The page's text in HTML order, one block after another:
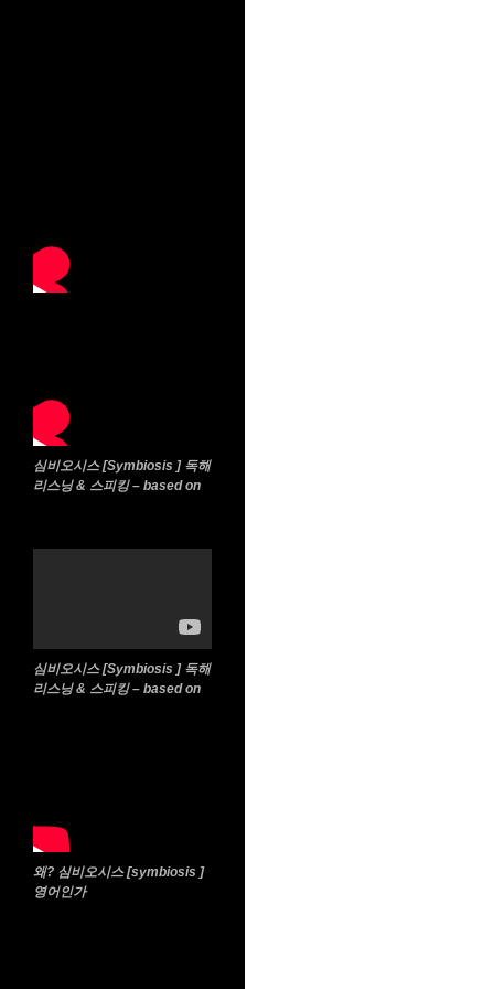
심비오시스 [Symbiosis ] 독해
리스닝 & 스피킹 – based on
심비오시스 [Symbiosis ] 독해
리스닝 & 스피킹 – based on
왜? 심비오시스 [symbiosis ]
영어인가